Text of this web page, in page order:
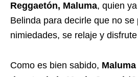
Reggaetón, Maluma, quien
Belinda para decirle que no se
nimiedades, se relaje y
Como es bien sabido,